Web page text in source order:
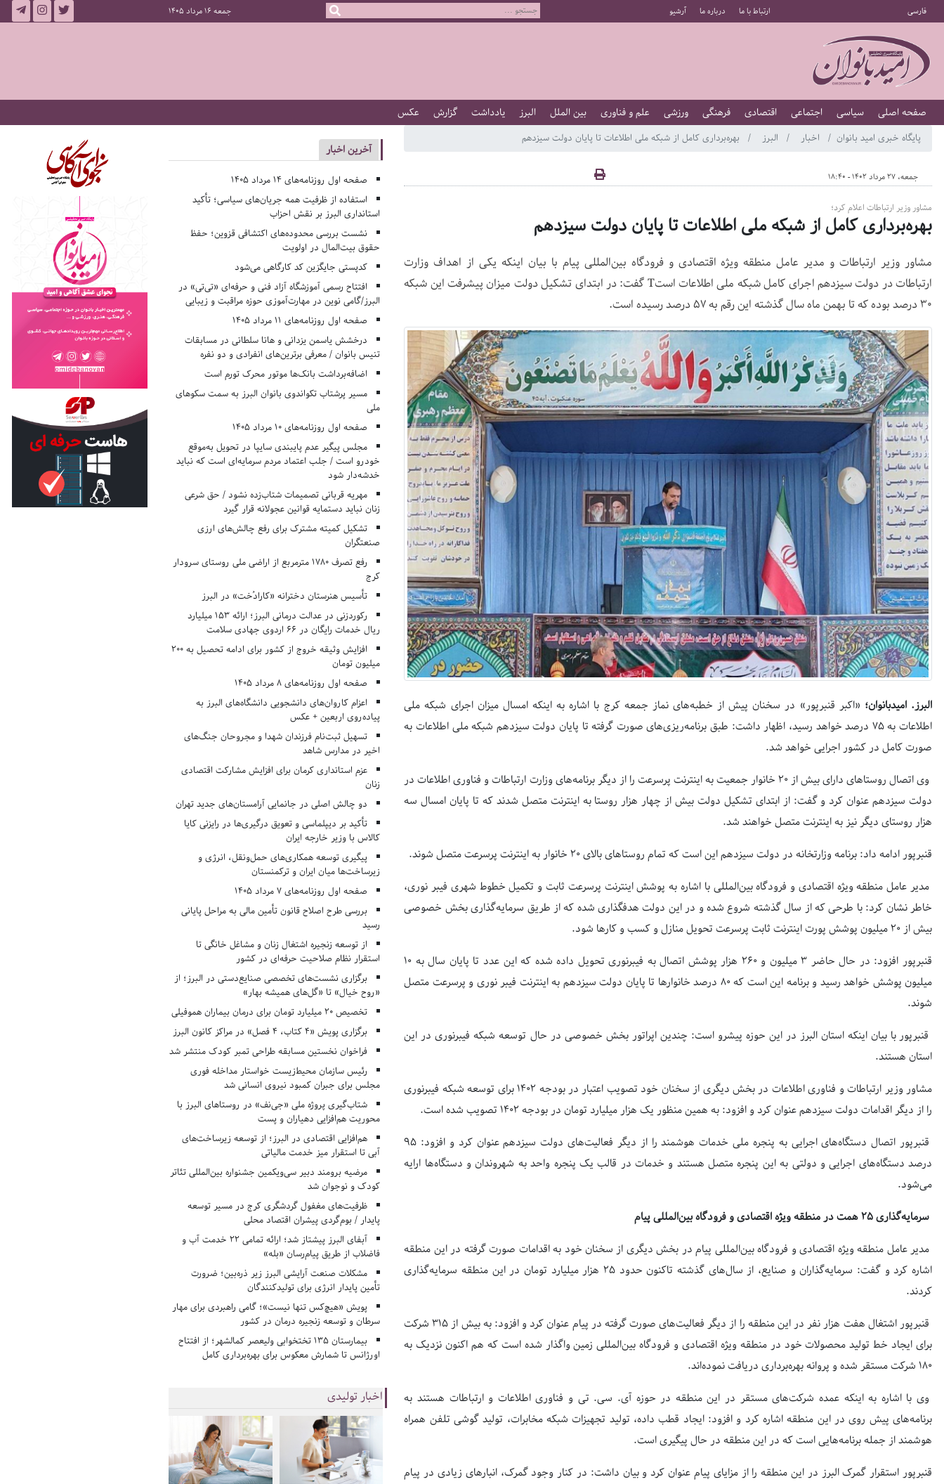
فارسی ارتباط با ما درباره ما آرشیو جمعه 16 مرداد 1405
صفحه اصلی سیاسی اجتماعی اقتصادی فرهنگی ورزشی علم و فناوری بین الملل البرز یادداشت گزارش عکس
پایگاه خبری امید بانوان اخبار البرز بهره‌برداری كامل از شبكه ملی اطلاعات تا پایان دولت سیزدهم
جمعه، 27 مرداد 1402 - 18:40
مشاور وزیر ارتباطات اعلام کرد؛
بهره‌برداری كامل از شبكه ملی اطلاعات تا پایان دولت سیزدهم
مشاور وزیر ارتباطات و مدیر عامل منطقه ویژه اقتصادی و فرودگاه بین‌المللی پیام با بیان اینکه یکی از اهداف وزارت
ارتباطات در دولت سیزدهم اجرای کامل شبکه ملی اطلاعات استT گفت: در ابتدای تشکیل دولت میزان پیشرفت این شبکه
۳۰ درصد بوده که تا بهمن ماه سال گذشته این رقم به ۵۷ درصد رسیده است.
البرز. ‌امیدبانوان؛ «اکبر قنبرپور» در سخنان پیش از خطبه‌های نماز جمعه کرج با اشاره به اینکه امسال میزان اجرای شبکه ملی
اطلاعات به ۷۵ درصد خواهد رسید، اظهار داشت: طبق برنامه‌ریزی‌های صورت گرفته تا پایان دولت سیزدهم شبکه ملی اطلاعات به
صورت کامل در کشور اجرایی خواهد شد.
وی اتصال روستا‌های دارای بیش از ۲۰ خانوار جمعیت به اینترنت پرسرعت را از دیگر برنامه‌های وزارت ارتباطات و فناوری اطلاعات در
دولت سیزدهم عنوان کرد و گفت: از ابتدای تشکیل دولت بیش از چهار هزار روستا به اینترنت متصل شدند که تا پایان امسال سه
هزار روستای دیگر نیز به اینترنت متصل خواهند شد.
قنبرپور ادامه داد: برنامه وزارتخانه در دولت سیزدهم این است که تمام روستا‌های بالای ۲۰ خانوار به اینترنت پرسرعت متصل شوند.
مدیر عامل منطقه ویژه اقتصادی و فرودگاه بین‌المللی با اشاره به پوشش اینترنت پرسرعت ثابت و تکمیل خطوط شهری فیبر نوری،
خاطر نشان کرد: با طرحی که از سال گذشته شروع شده و در این دولت هدفگذاری شده که از طریق سرمایه‌گذاری بخش خصوصی
بیش از ۲۰ میلیون پوشش پورت اینترنت ثابت پرسرعت تحویل منازل و کسب و کار‌ها شود.
قنبرپور افزود: در حال حاضر ۳ میلیون و ۲۶۰ هزار پوشش اتصال به فیبرنوری تحویل داده شده که این عدد تا پایان سال به ۱۰
میلیون پوشش خواهد رسید و برنامه این است که ۸۰ درصد خانوار‌ها تا پایان دولت سیزدهم به اینترنت فیبر نوری و پرسرعت متصل
شوند.
قنبرپور با بیان اینکه استان البرز در این حوزه پیشرو است: چندین اپراتور بخش خصوصی در حال توسعه شبکه فیبرنوری در این
استان هستند.
مشاور وزیر ارتباطات و فناوری اطلاعات در بخش دیگری از سخنان خود تصویب اعتبار در بودجه ۱۴۰۲ برای توسعه شبکه فیبرنوری
را از دیگر اقدامات دولت سیزدهم عنوان کرد و افزود: به همین منظور یک هزار میلیارد تومان در بودجه ۱۴۰۲ تصویب شده است.
قنبرپور اتصال دستگاه‌های اجرایی به پنجره ملی خدمات هوشمند را از دیگر فعالیت‌های دولت سیزدهم عنوان کرد و افزود: ۹۵
درصد دستگاه‌های اجرایی و دولتی به این پنجره متصل هستند و خدمات در قالب یک پنجره واحد به شهروندان و دستگاه‌ها ارایه
می‌شود.
سرمایه‌گذاری ۲۵ همت در منطقه ویژه اقتصادی و فرودگاه بین‌المللی پیام
مدیر عامل منطقه ویژه اقتصادی و فرودگاه بین‌المللی پیام در بخش دیگری از سخنان خود به اقدامات صورت گرفته در این منطقه
اشاره کرد و گفت: سرمایه‌گذاران و صنایع، از سال‌های گذشته تاکنون حدود ۲۵ هزار میلیارد تومان در این منطقه سرمایه‌گذاری
کردند.
قنبرپور اشتغال هفت هزار نفر در این منطقه را از دیگر فعالیت‌های صورت گرفته در پیام عنوان کرد و افزود: به بیش از ۳۱۵ شرکت
برای ایجاد خط تولید محصولات خود در منطقه ویژه اقتصادی و فرودگاه بین‌المللی زمین واگذار شده است که هم اکنون نزدیک به
۱۸۰ شرکت مستقر شده و پروانه بهره‌برداری دریافت نموده‌اند.
وی با اشاره به اینکه عمده شرکت‌های مستقر در این منطقه در حوزه آی. سی. تی و فناوری اطلاعات و ارتباطات هستند به
برنامه‌های پیش روی در این منطقه اشاره کرد و افزود: ایجاد قطب داده، تولید تجهیزات شبکه مخابرات، تولید گوشی تلفن همراه
هوشمند از جمله برنامه‌هایی است که در این منطقه در حال پیگیری است.
قنبرپور استقرار گمرک البرز در این منطقه را از مزایای پیام عنوان کرد و بیان داشت: در کنار وجود گمرک، انبار‌های زیادی در پیام
آخرین اخبار
صفحه اول روزنامه‌های 14 مرداد 1405
استفاده از ظرفیت همه جریان‌های سیاسی؛ تأکید
استانداری البرز بر نقش احزاب
نشست بررسی محدوده‌های اکتشافی قزوین؛ حفظ
حقوق بیت‌المال در اولویت
کدپستی جایگزین کد کارگاهی می‌شود
افتتاح رسمی آموزشگاه آزاد فنی و حرفه‌ای «تی‌تی» در
البرز/گامی نوین در مهارت‌آموزی حوزه مراقبت و زیبایی
صفحه اول روزنامه‌های 11 مرداد 1405
درخشش یاسمن یزدانی و هانا سلطانی در مسابقات
تنیس بانوان / معرفی برترین‌های انفرادی و دو نفره
اضافه‌برداشت بانک‌ها موتور محرک تورم است
مسیر پرشتاب تکواندوی بانوان البرز به سمت سکوهای
ملی
صفحه اول روزنامه‌های 10 مرداد 1405
مجلس پیگیر عدم پایبندی سایپا در تحویل به‌موقع
خودرو است / جلب اعتماد مردم سرمایه‌ای است که نباید
خدشه‌دار شود
مهریه قربانی تصمیمات شتاب‌زده نشود / حق شرعی
زنان نباید دستمایه قوانین عجولانه قرار گیرد
تشکیل کمیته مشترک برای رفع چالش‌های ارزی
صنعتگران
رفع تصرف ۱۷۸۰ مترمربع از اراضی ملی روستای سرودار
کرج
تأسیس هنرستان دخترانه «کارادُخت» در البرز
رکوردزنی در عدالت درمانی البرز؛ ارائه ۱۵۳ میلیارد
ریال خدمات رایگان در ۶۶ اردوی جهادی سلامت
افزایش وثیقه خروج از کشور برای ادامه تحصیل به ۲۰۰
میلیون تومان
صفحه اول روزنامه‌های 8 مرداد 1405
اعزام کاروان‌های دانشجویی دانشگاه‌های البرز به
پیاده‌روی اربعین + عکس
تسهیل ثبت‌نام فرزندان شهدا و مجروحان جنگ‌های
اخیر در مدارس شاهد
عزم استانداری کرمان برای افزایش مشارکت اقتصادی
زنان
دو چالش اصلی در جانمایی آرامستان‌های جدید تهران
تأکید بر دیپلماسی و تعویق درگیری‌ها در رایزنی کایا
کالاس با وزیر خارجه ایران
پیگیری توسعه همکاری‌های حمل‌ونقل، انرژی و
زیرساخت‌ها میان ایران و ترکمنستان
صفحه اول روزنامه‌های 7 مرداد 1405
بررسی طرح اصلاح قانون تأمین مالی به مراحل پایانی
رسید
از توسعه زنجیره اشتغال زنان و مشاغل خانگی تا
استقرار نظام صلاحیت حرفه‌ای در کشور
برگزاری نشست‌های تخصصی صنایع‌دستی در البرز؛ از
«روح خیال» تا «گل‌های همیشه بهار»
تخصیص ۲۰ میلیارد تومان برای درمان بیماران هموفیلی
برگزاری پویش «۴ کتاب، ۴ فصل» در مراکز کانون البرز
فراخوان نخستین مسابقه طراحی تمبر کودک منتشر شد
رئیس سازمان محیط‌زیست خواستار مداخله فوری
مجلس برای جبران کمبود نیروی انسانی شد
شتاب‌گیری پروژه ملی «جی‌نف» در روستاهای البرز با
محوریت هم‌افزایی دهیاران و پست
هم‌افزایی اقتصادی در البرز؛ از توسعه زیرساخت‌های
آبی تا استقرار میز خدمت مالیاتی
مرضیه برومند دبیر سی‌ویکمین جشنواره بین‌المللی تئاتر
کودک و نوجوان شد
ظرفیت‌های مغفول گردشگری کرج در مسیر توسعه
پایدار / بوم‌گردی پیشران اقتصاد محلی
آبفای البرز پیشتاز شد؛ ارائه تمامی ۲۲ خدمت آب و
فاضلاب از طریق پیام‌رسان «بله»
مشکلات صنعت آرایشی البرز زیر ذره‌بین؛ ضرورت
تأمین پایدار انرژی برای تولیدکنندگان
پویش «هیچ‌کس تنها نیست»؛ گامی راهبردی برای مهار
سرطان و توسعه زنجیره درمان در کشور
بیمارستان ۱۳۵ تختخوابی ولیعصر کمالشهر؛ از افتتاح
اورژانس تا شمارش معکوس برای بهره‌برداری کامل
اخبار تولیدی